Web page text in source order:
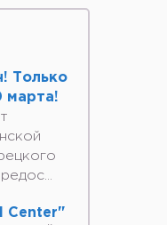
Только
марта!
Center"